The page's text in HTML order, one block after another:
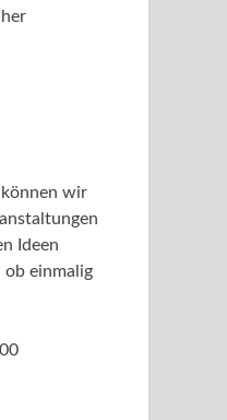
wir
Ideen
ob einmalig